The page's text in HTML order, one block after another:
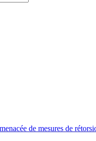
de mesures de